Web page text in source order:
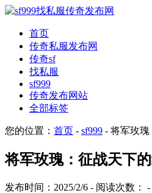
首页
传奇私服发布网
传奇sf
找私服
sf999
传奇发布网站
全部标签
您的位置： 首页 - sf999 - 将军玫
将军玫瑰：征战天下
发布时间：2025/2/6 - 阅读次数： -